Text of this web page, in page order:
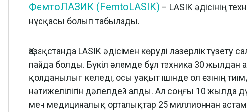
ФемтоЛАЗИК (FemtoLASIK) – LASIK әдісінің
нұсқасы болып табылады.
Қазақстанда LASIK әдісімен көруді лазерлік
пайда болды. Бүкіл әлемде бұл техника 30 жылдан
қолданылып келеді, осы уақыт ішінде ол өзінің
нәтижелілігін дәлелдей алды. Ал соңғы 10 жылда
мен медициналық орталықтар 25 миллионнан